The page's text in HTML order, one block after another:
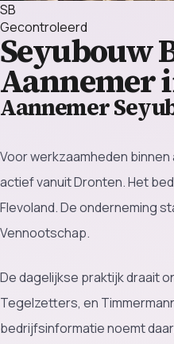
SB
Gecontroleerd
Seyubouw
Aannemer
Aannemer
Voor werkzaamheden binnen
actief vanuit Dronten. Het
Flevoland. De onderneming
Vennootschap.
De dagelijkse praktijk draait
Tegelzetters, en
bedrijfsinformatie noemt